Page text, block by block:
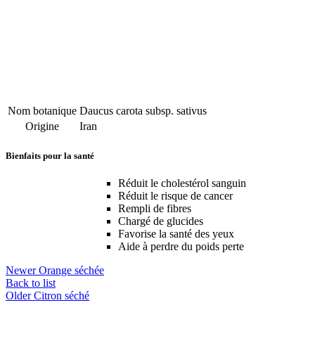
Nom botanique Daucus carota subsp. sativus
Origine
Iran
Bienfaits pour la santé
Réduit le cholestérol sanguin
Réduit le risque de cancer
Rempli de fibres
Chargé de glucides
Favorise la santé des yeux
Aide à perdre du poids perte
Newer Orange séchée
Back to list
Older Citron séché